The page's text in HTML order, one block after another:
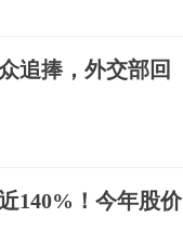
追捧，外交部回
140%！今年股价